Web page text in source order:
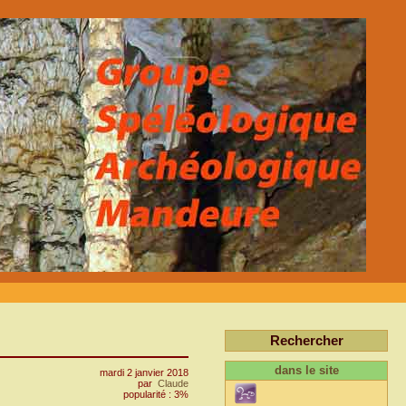
mardi 2 janvier 2018
par Claude
popularité : 3%
Rechercher
dans le site